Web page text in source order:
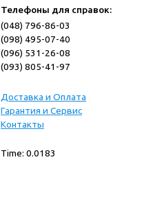
Телефоны для справок:
(048) 796-86-03
(098) 495-07-40
(096) 531-26-08
(093) 805-41-97
Доставка и Оплата
Гарантия и Сервис
Контакты
Time: 0.0183